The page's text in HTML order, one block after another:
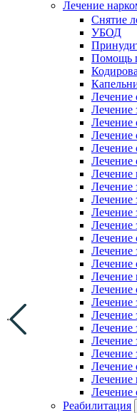
Лечение
Снятие
УБОД
Помощь
Лечение
Лечение
Лечение
Лечение
Лечение
Лечение
Лечение
Лечение
Лечение
Лечение
Лечение
Лечение
Лечение
Лечение
Лечение
Лечение
Лечение
Лечение
Лечение
Лечение
Лечение
Лечение
Лечение
Лечение
Реабилитация